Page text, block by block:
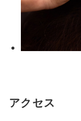
アクセス